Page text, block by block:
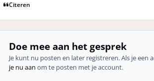
Citeren
Doe mee aan het gesprek
Je kunt nu posten en later registreren. Als je een
je nu aan om te posten met je account.